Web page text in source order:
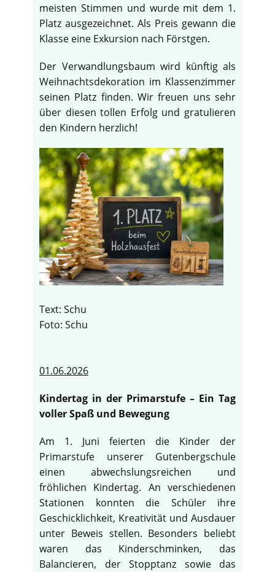
meisten Stimmen und wurde mit dem 1.
Platz ausgezeichnet. Als Preis gewann die
Klasse eine Exkursion nach Förstgen.
Der Verwandlungsbaum wird künftig als
Weihnachtsdekoration im Klassenzimmer
seinen Platz finden. Wir freuen uns sehr
über diesen tollen Erfolg und gratulieren
den Kindern herzlich!
Text: Schu
Foto: Schu
01.06.2026
Kindertag in der Primarstufe – Ein Tag
voller Spaß und Bewegung
Am 1. Juni feierten die Kinder der
Primarstufe unserer Gutenbergschule
einen abwechslungsreichen und
fröhlichen Kindertag. An verschiedenen
Stationen konnten die Schüler ihre
Geschicklichkeit, Kreativität und Ausdauer
unter Beweis stellen. Besonders beliebt
waren das Kinderschminken, das
Balancieren, der Stopptanz sowie das